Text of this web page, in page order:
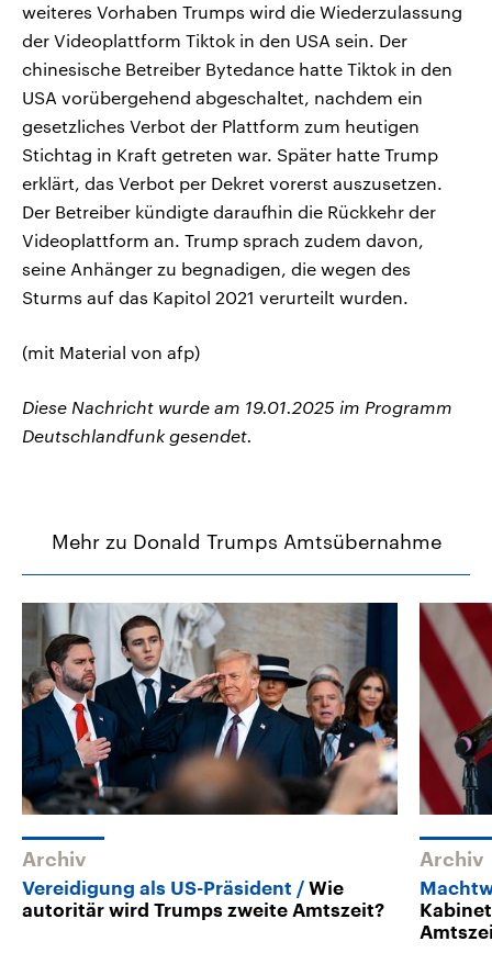
weiteres Vorhaben Trumps wird die Wiederzulassung
der Videoplattform Tiktok in den USA sein. Der
chinesische Betreiber Bytedance hatte Tiktok in den
USA vorübergehend abgeschaltet, nachdem ein
gesetzliches Verbot der Plattform zum heutigen
Stichtag in Kraft getreten war. Später hatte Trump
erklärt, das Verbot per Dekret vorerst auszusetzen.
Der Betreiber kündigte daraufhin die Rückkehr der
Videoplattform an. Trump sprach zudem davon,
seine Anhänger zu begnadigen, die wegen des
Sturms auf das Kapitol 2021 verurteilt wurden.
(mit Material von afp)
Diese Nachricht wurde am 19.01.2025 im Programm
Deutschlandfunk gesendet.
Mehr zu Donald Trumps Amtsübernahme
Archiv
Vereidigung als US-Präsident
Wie
autoritär wird Trumps zweite Amtszeit?
Archiv